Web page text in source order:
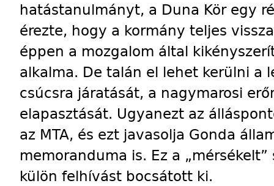
hatástanulmányt, a Duna Kör egy
érezte, hogy a kormány teljes
éppen a mozgalom által
alkalma. De talán el lehet kerülni a
csúcsra járatását, a nagymarosi
elapasztását. Ugyanezt az
az MTA, és ezt javasolja Gonda
memoranduma is. Ez a
külön felhívást bocsátott ki.